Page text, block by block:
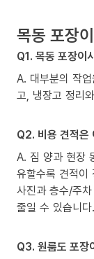
목동 포장
Q1. 목동 포장이
A. 대부분의 작
고, 냉장고 정리
Q2. 비용 견적은
A. 짐 양과 현장
유할수록 견적이
사진과 층수/주
줄일 수 있습니다.
Q3. 원룸도 포장